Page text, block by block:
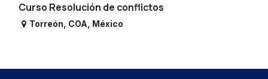
Curso Resolución de conflictos
Torreón COA México